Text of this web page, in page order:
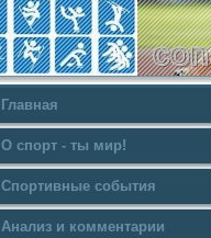
Главная
О спорт - ты мир!
Спортивные события
Анализ и комментарии